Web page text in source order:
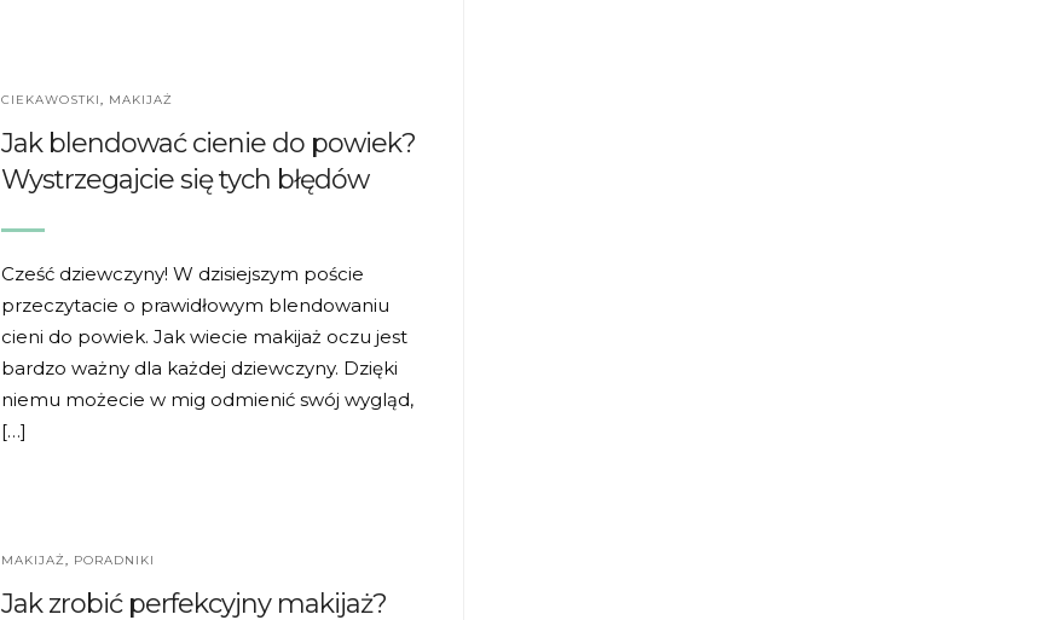
CIEKAWOSTKI MAKIJAŻ
Jak blendować cienie do powiek?
Wystrzegajcie się tych błędów
Cześć dziewczyny! W dzisiejszym poście
przeczytacie o prawidłowym blendowaniu
cieni do powiek. Jak wiecie makijaż oczu jest
bardzo ważny dla każdej dziewczyny. Dzięki
niemu możecie w mig odmienić swój wygląd,
[…]
MAKIJAŻ, PORADNIKI
Jak zrobić perfekcyjny makijaż?